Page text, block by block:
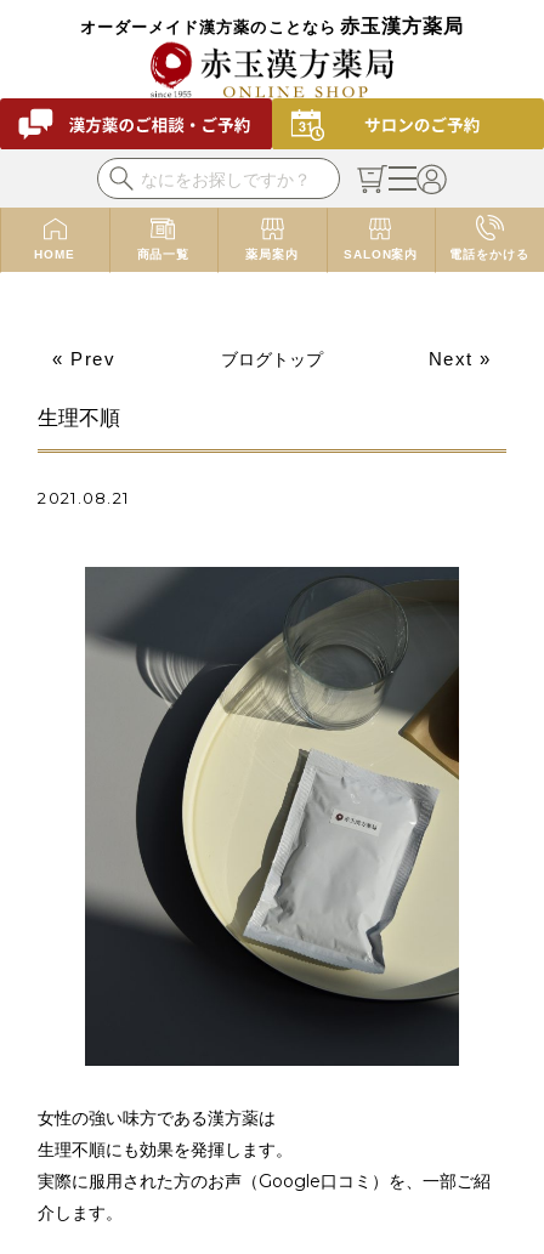
オーダーメイド漢方薬のことなら 赤玉漢方薬局
HOME 商品一覧 薬局案内 SALON案内 電話をかける
« Prev ブログトップ Next »
生理不順
2021.08.21
女性の強い味方である漢方薬は
生理不順にも効果を発揮します。
実際に服用された方のお声（Google口コミ）を、一部ご紹
介します。